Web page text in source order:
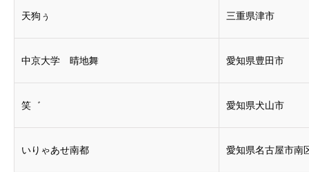
天狗ぅ 三重県津市
中京大学 晴地舞 愛知県豊田市
笑゛ 愛知県犬山市
いりゃあせ南都 愛知県名古屋市南